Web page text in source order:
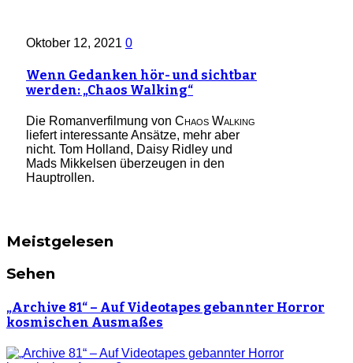
Oktober 12, 2021 0
Wenn Gedanken hör- und sichtbar
werden: „Chaos Walking“
Die Romanverfilmung von Chaos Walking
liefert interessante Ansätze, mehr aber
nicht. Tom Holland, Daisy Ridley und
Mads Mikkelsen überzeugen in den
Hauptrollen.
Meistgelesen
Sehen
„Archive 81“ – Auf Videotapes gebannter Horror
kosmischen Ausmaßes